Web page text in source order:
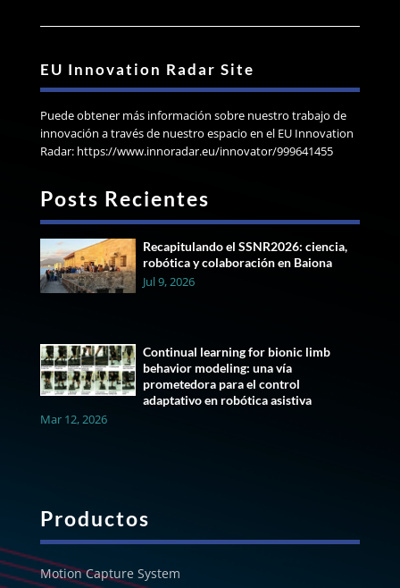
EU Innovation Radar Site
Puede obtener más información sobre nuestro trabajo de
innovación a través de nuestro espacio en el EU Innovation
Radar: https://www.innoradar.eu/innovator/999641455
Posts Recientes
Recapitulando el SSNR2026: ciencia,
robótica y colaboración en Baiona
Jul 9, 2026
Continual learning for bionic limb
behavior modeling: una vía
prometedora para el control
adaptativo en robótica asistiva
Mar 12, 2026
Productos
Motion Capture System